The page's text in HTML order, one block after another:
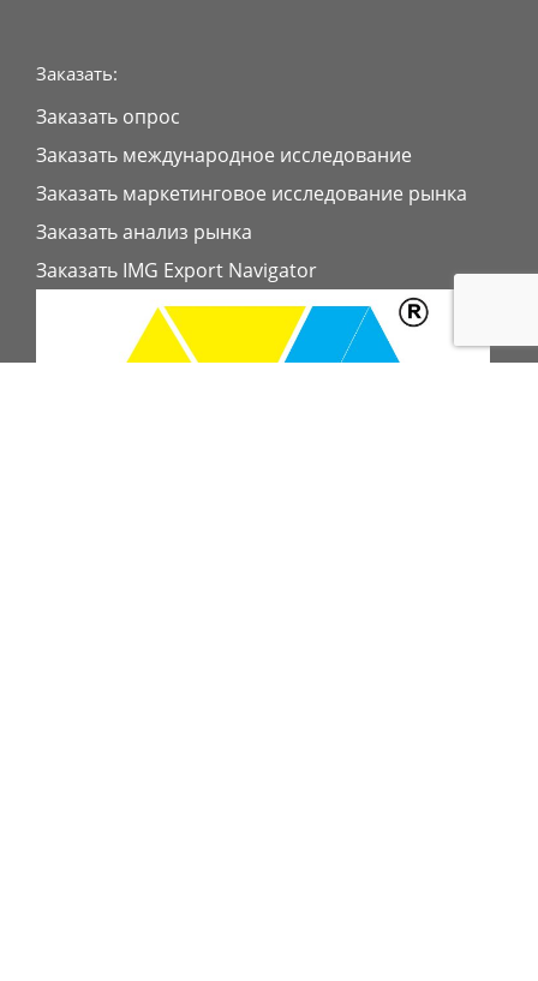
Заказать:
Заказать опрос
Заказать международное исследование
Заказать маркетинговое исследование рынка
Заказать анализ рынка
Заказать IMG Export Navigator